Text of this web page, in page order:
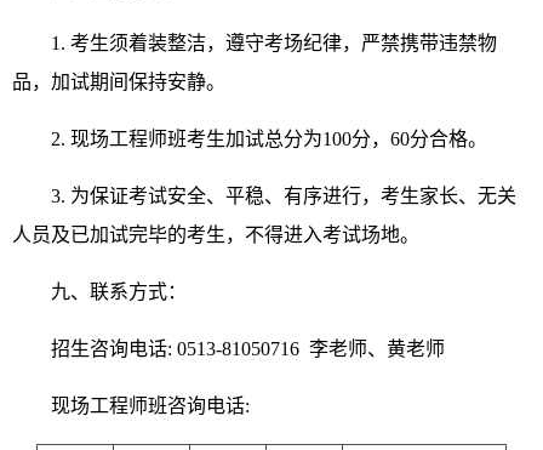
1. 考生须着装整洁，遵守考场纪律，严禁携带违禁物
品，加试期间保持安静。
2. 现场工程师班考生加试总分为100分，60分合格。
3. 为保证考试安全、平稳、有序进行，考生家长、无关
人员及已加试完毕的考生，不得进入考试场地。
九、联系方式：
招生咨询电话: 0513-81050716 李老师、黄老师
现场工程师班咨询电话: